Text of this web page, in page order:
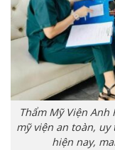
Thẩm Mỹ Viện
mỹ viện an toàn,
hiện nay,